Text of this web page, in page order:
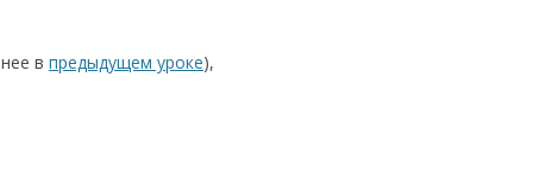
в предыдущем уроке),